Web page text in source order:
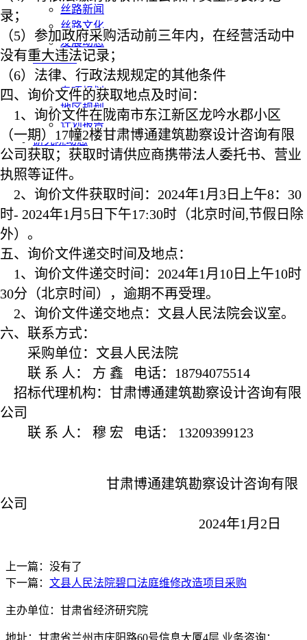
丝路新闻
丝路文化
发展动态
发展规划
总体规划
专项规划
地区规划
计划报告
研究院动态
录；
（5）参加政府采购活动前三年内，在经营活动中
没有重大违法记录；
（6）法律、行政法规规定的其他条件
四、询价文件的获取地点及时间：
1、询价文件在陇南市东江新区龙吟水郡小区
（一期）17幢2楼甘肃博通建筑勘察设计咨询有限
公司获取；获取时请供应商携带法人委托书、营业
执照等证件。
2、询价文件获取时间： 2024年1月3日上午8：30
时- 2024年1月5日下午17:30时（北京时间 ,节假日除
外）。
五、询价文件递交时间及地点：
1、询价文件递交时间： 2024年1月10日上午10时
30分（北京时间），逾期不再受理。
2、询价文件递交地点： 文县人民法院会议室。
六、联系方式：
采购单位：文县人民法院
联 系 人： 方 鑫 电话： 18794075514
招标代理机构：甘肃博通建筑勘察设计咨询有限
公司
联 系 人： 穆 宏 电话： 13209399123
甘肃博通建筑勘察设计咨询有限
公司
2024年1月2日
上一篇：没有了
下一篇： 文县人民法院碧口法庭维修改造项目采购
主办单位：甘肃省经济研究院
地址：甘肃省兰州市庆阳路60号信息大厦4层 业务咨询：